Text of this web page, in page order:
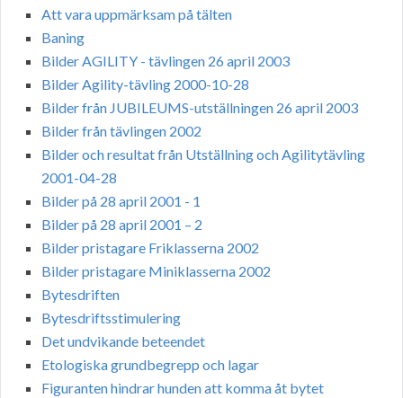
Att vara uppmärksam på tälten
Baning
Bilder AGILITY - tävlingen 26 april 2003
Bilder Agility-tävling 2000-10-28
Bilder från JUBILEUMS-utställningen 26 april 2003
Bilder från tävlingen 2002
Bilder och resultat från Utställning och Agilitytävling
2001-04-28
Bilder på 28 april 2001 - 1
Bilder på 28 april 2001 – 2
Bilder pristagare Friklasserna 2002
Bilder pristagare Miniklasserna 2002
Bytesdriften
Bytesdriftsstimulering
Det undvikande beteendet
Etologiska grundbegrepp och lagar
Figuranten hindrar hunden att komma åt bytet